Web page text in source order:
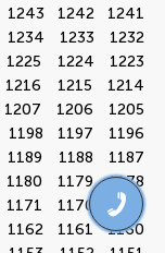
1243 1242
1241
1234 1233
1232
1225 1224
1223
1216 1215
1214
1207 1206
1205
1198 1197
1196
1189 1188
1187
1180 1179
1178
1171 1170
1169
1162 1161
1160